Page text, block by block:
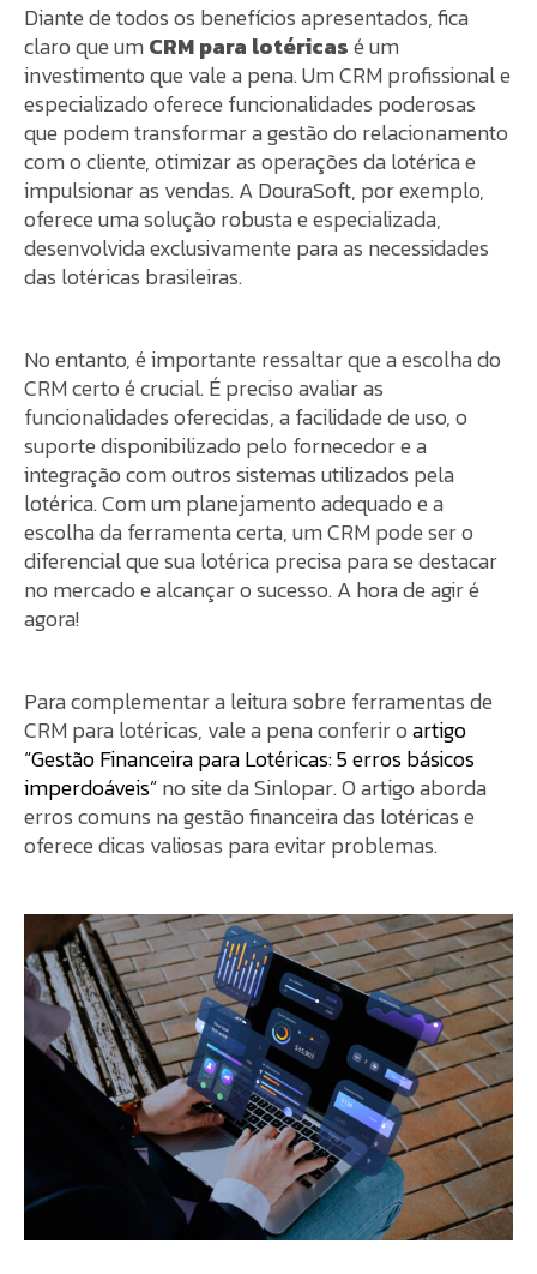
Diante de todos os benefícios apresentados, fica
claro que umCRM para lotéricasé um
investimento que vale a pena. Um CRM profissional e
especializado oferece funcionalidades poderosas
que podem transformar a gestão do relacionamento
com o cliente, otimizar as operações da lotérica e
impulsionar as vendas. A DouraSoft, por exemplo,
oferece uma solução robusta e especializada,
desenvolvida exclusivamente para as necessidades
das lotéricas brasileiras.
No entanto, é importante ressaltar que a escolha do
CRM certo é crucial. É preciso avaliar as
funcionalidades oferecidas, a facilidade de uso, o
suporte disponibilizado pelo fornecedor e a
integração com outros sistemas utilizados pela
lotérica. Com um planejamento adequado e a
escolha da ferramenta certa, um CRM pode ser o
diferencial que sua lotérica precisa para se destacar
no mercado e alcançar o sucesso. A hora de agir é
agora!
Para complementar a leitura sobre ferramentas de
CRM para lotéricas, vale a pena conferir oartigo
“Gestão Financeira para Lotéricas: 5 erros básicos
imperdoáveis”no site da Sinlopar. O artigo aborda
erros comuns na gestão financeira das lotéricas e
oferece dicas valiosas para evitar problemas.